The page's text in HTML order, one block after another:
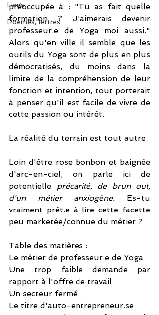
Liens
Poèmes, lettres
préoccupée à : "Tu as fait quelle
formation ? J'aimerais devenir
professeur.e de Yoga moi aussi."
Alors qu'en ville il semble que les
outils du Yoga sont de plus en plus
démocratisés, du moins dans la
limite de la compréhension de leur
fonction et intention, tout porterait
à penser qu'il est facile de vivre de
cette passion ou intérêt.
La réalité du terrain est tout autre.
Loin d'être rose bonbon et baignée
d'arc-en-ciel, on parle ici de
potentielle précarité, de brun out,
d'un métier anxiogène.
Es-tu
vraiment prêt.e à lire cette facette
peu marketée/connue du métier ?
Table des matières :
Le métier de professeur.e de Yoga
Une trop faible demande par
rapport à l'offre de travail
Un secteur fermé
Le titre d'auto-entrepreneur.se